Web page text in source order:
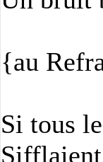
{au
Si tous